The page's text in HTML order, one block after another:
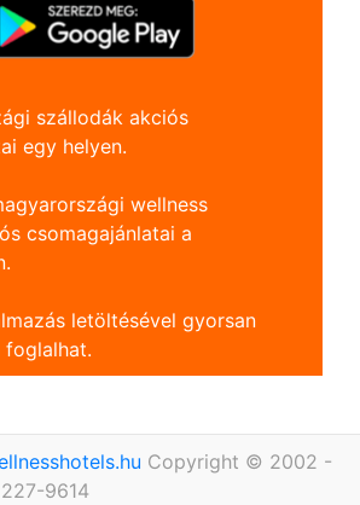
szállodák akciós
egy helyen.
wellness
csomagajánlatai a
letöltésével gyorsan
foglalhat.
Copyright © 2002 -
9614